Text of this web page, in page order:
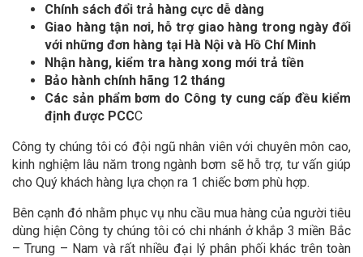
Chính sách đổi trả hàng cực dễ dàng
Giao hàng tận nơi, hỗ trợ giao hàng trong ngày đối
với những đơn hàng tại Hà Nội và Hồ Chí Minh
Nhận hàng, kiểm tra hàng xong mới trả tiền
Bảo hành chính hãng 12 tháng
Các sản phẩm bơm do Công ty cung cấp đều kiểm
định được PCCC
Công ty chúng tôi có đội ngũ nhân viên với chuyên môn cao,
kinh nghiệm lâu năm trong ngành bơm sẽ hỗ trợ, tư vấn giúp
cho Quý khách hàng lựa chọn ra 1 chiếc bơm phù hợp.
Bên cạnh đó nhằm phục vụ nhu cầu mua hàng của người tiêu
dùng hiện Công ty chúng tôi có chi nhánh ở khắp 3 miền Bắc
– Trung – Nam và rất nhiều đại lý phân phối khác trên toàn